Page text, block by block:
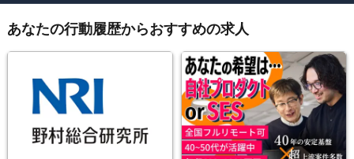
あなたの行動履歴からおすすめの求人